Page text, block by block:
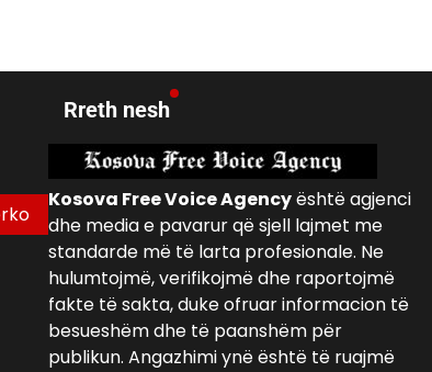
Rreth nesh
Kosova Free Voice Agencyështë agjenci
dhe media e pavarur që sjell lajmet me
standarde më të larta profesionale. Ne
hulumtojmë, verifikojmë dhe raportojmë
fakte të sakta, duke ofruar informacion të
besueshëm dhe të paanshëm për
publikun. Angazhimi ynë është të ruajmë